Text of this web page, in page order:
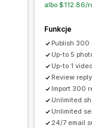
albo $112.86/
Funkcje
Publish 300
Up-to 5
Up-to 1
Review
Import 300
Unlimited
Unlimited
24/7 email